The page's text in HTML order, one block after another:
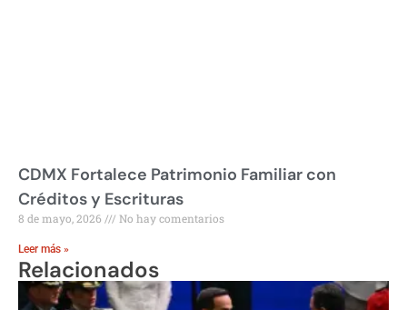
CDMX Fortalece Patrimonio Familiar con
Créditos y Escrituras
8 de mayo, 2026 No hay comentarios
Leer más »
Relacionados